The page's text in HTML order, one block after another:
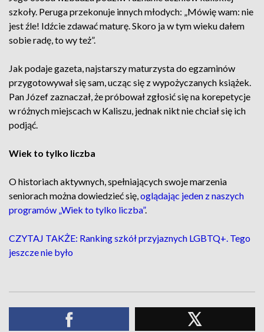
szkoły. Peruga przekonuje innych młodych: „Mówię wam: nie
jest źle! Idźcie zdawać maturę. Skoro ja w tym wieku dałem
sobie radę, to wy też”.
Jak podaje gazeta, najstarszy maturzysta do egzaminów
przygotowywał się sam, ucząc się z wypożyczanych książek.
Pan Józef zaznaczał, że próbował zgłosić się na korepetycje
w różnych miejscach w Kaliszu, jednak nikt nie chciał się ich
podjąć.
Wiek to tylko liczba
O historiach aktywnych, spełniających swoje marzenia
seniorach można dowiedzieć się,oglądając jeden z naszych
programów „Wiek to tylko liczba”.
CZYTAJ TAKŻE: Ranking szkół przyjaznych LGBTQ+. Tego
jeszcze nie było